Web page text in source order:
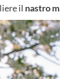
il nastro